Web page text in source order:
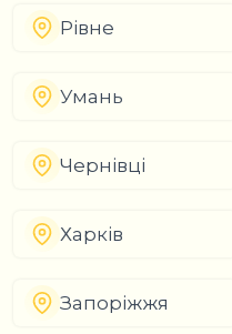
Рівне
Умань
Чернівці
Харків
Запоріжжя